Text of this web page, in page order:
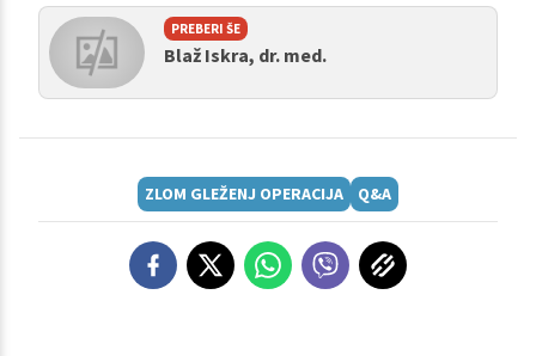
PREBERI ŠE
Blaž Iskra, dr. med.
ZLOM GLEŽENJ OPERACIJA Q&A